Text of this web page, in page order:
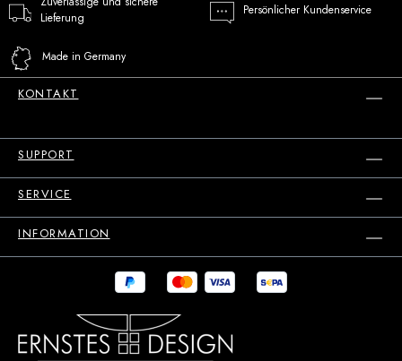
Lieferung
Persönlicher Kundenservice
Made in Germany
KONTAKT
SUPPORT
SERVICE
INFORMATION